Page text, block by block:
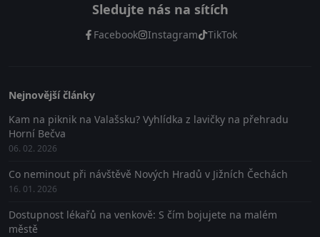
Sledujte nás na sítích
Facebook Instagram TikTok
Nejnovější články
Kam na piknik na Valašsku? Vyhlídka z lavičky na přehradu
Horní Bečva
06. 02. 2026
Co neminout při návštěvě Nových Hradů v Jižních Čechách
16. 01. 2026
Dostupnost lékařů na venkově: S čím bojujete na malém
městě